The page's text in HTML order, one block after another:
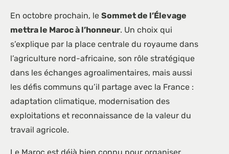
En octobre prochain, le Sommet de l’Élevage
mettra le Maroc à l’honneur. Un choix qui
s’explique par la place centrale du royaume dans
l’agriculture nord-africaine, son rôle stratégique
dans les échanges agroalimentaires, mais aussi
les défis communs qu’il partage avec la France :
adaptation climatique, modernisation des
exploitations et reconnaissance de la valeur du
travail agricole.